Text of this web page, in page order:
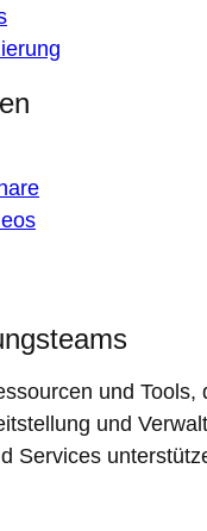
und Tools,
und
Services